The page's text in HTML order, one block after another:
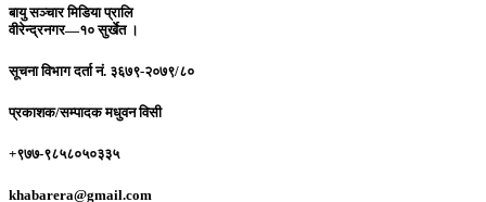
बायु सञ्चार मिडिया प्रालि
वीरेन्द्रनगर—१० सुर्खेत ।
सूचना विभाग दर्ता नं. ३६७९-२०७९/८०
प्रकाशक/सम्पादकमधुवन विसी
+९७७-९८५८०५०३३५
khabarera@gmail.com